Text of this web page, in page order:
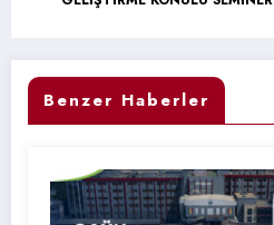
Benzer Haberler